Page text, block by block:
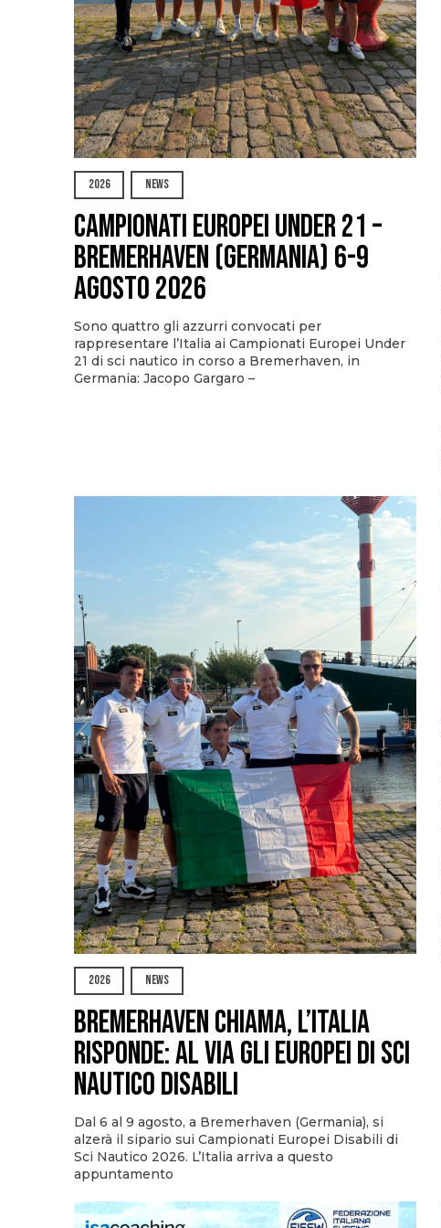
2026 NEWS
Campionati Europei Under 21 –
Bremerhaven (Germania) 6-9
agosto 2026
Sono quattro gli azzurri convocati per
rappresentare l’Italia ai Campionati Europei Under
21 di sci nautico in corso a Bremerhaven, in
Germania: Jacopo Gargaro –
2026 NEWS
Bremerhaven chiama, l’Italia
risponde: al via gli Europei di Sci
Nautico Disabili
Dal 6 al 9 agosto, a Bremerhaven (Germania), si
alzerà il sipario sui Campionati Europei Disabili di
Sci Nautico 2026. L’Italia arriva a questo
appuntamento